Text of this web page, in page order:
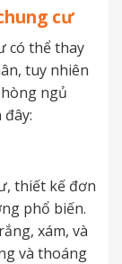
cư
có thể thay
tuy nhiên
ngủ
thiết kế đơn
phổ biến.
xám, và
và thoáng